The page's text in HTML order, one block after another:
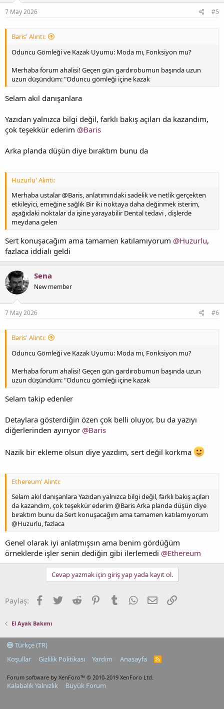
7 May 2026 #5
Baris' Alıntı:
Oduncu Gömleği ve Kazak Uyumu: Moda mı, Fonksiyon mu?
Merhaba forum ahalisi! Geçen gün gardırobumun başında uzun
uzun düşündüm: "Oduncu gömleği içine kazak
Selam akıl danışanlara
Yazıdan yalnızca bilgi değil, farklı bakış açıları da kazandım,
çok teşekkür ederim @Baris
Arka planda düşün diye bıraktım bunu da
Huzurlu' Alıntı:
Merhaba ustalar @Baris, anlatımındaki sadelik ve netlik gerçekten
etkileyici, emeğine sağlık Bir iki noktaya daha değinmek isterim,
aşağıdaki noktalar da işine yarayabilir Dental tedavi , dişlerde
meydana gelen
Sert konuşacağım ama tamamen katılamıyorum @Huzurlu,
fazlaca iddialı geldi
Sena
New member
7 May 2026 #6
Baris' Alıntı:
Oduncu Gömleği ve Kazak Uyumu: Moda mı, Fonksiyon mu?
Merhaba forum ahalisi! Geçen gün gardırobumun başında uzun
uzun düşündüm: "Oduncu gömleği içine kazak
Selam takip edenler
Detaylara gösterdiğin özen çok belli oluyor, bu da yazıyı
diğerlerinden ayırıyor @Baris
Nazik bir ekleme olsun diye yazdım, sert değil korkma
Ethereum' Alıntı:
Selam akıl danışanlara Yazıdan yalnızca bilgi değil, farklı bakış açıları
da kazandım, çok teşekkür ederim @Baris Arka planda düşün diye
bıraktım bunu da Sert konuşacağım ama tamamen katılamıyorum
@Huzurlu, fazlaca
Genel olarak iyi anlatmışsın ama benim gördüğüm
örneklerde işler senin dediğin gibi ilerlemedi @Ethereum
Cevap yazmak için giriş yap yada kayıt ol.
Paylaş: Facebook
TwitterReddit PinterestTumblrWhatsApp
E-postaLink
El Ayak Bakımı
Türkçe (TR)
Koşullar
Gizlilik Politikası Yardım Anasayfa
R
Forum software by XenForo™ © 2010-2019 XenForo Ltd.
Kalabalık Yalnızlık Büyük Forum